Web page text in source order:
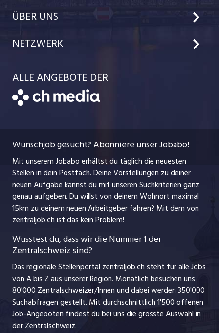
Kanton Nidwalden
Kanton Obwalden
Kanton Schwyz
Festanstellungen
Freelance Jobs
Praktika
Lehrstellen
Ferienjobs
Führungspositionen
Jobline
Kundenlogin
Einzelinserat disponieren
Schnittstelle
Bewerber-Cockpit
Job-News
Job-Tipps
Job-Storys
Job-Coach
Bewerbung
ÜBER UNS
Portrait
Jobs bei der CH Media
Nutzungsbedingungen
Impressum
NETZWERK
CH Media
jobbasel.ch
jobbern.ch
jobmittelland.ch
schaffu.ch (VS)
ajourjob.ch
ALLE ANGEBOTE DER
Wunschjob gesucht? Abonniere unser Jobabo!
Mit unserem Jobabo erhältst du täglich die neuesten
Stellen in dein Postfach. Deine Vorstellungen zu deiner
neuen Aufgabe kannst du mit unseren Suchkriterien ganz
genau aufgeben. Du willst von deinem Wohnort maximal
15km zu deinem neuen Arbeitgeber fahren? Mit demvon
zentraljob.ch ist das kein Problem!
Wusstest du, dass wir die Nummer 1 der
Zentralschweiz sind?
Das regionale Stellenportal zentraljob.ch steht für alle Jobs
von A bis Z aus unserer Region. Monatlich besuchen uns
80'000 Zentralschweizer/Innen und dabei werden 350'000
Suchabfragen gestellt. Mit durchschnittlich 1'500 offenen
Job-Angeboten findest du bei uns die grösste Auswahl in
der Zentralschweiz.